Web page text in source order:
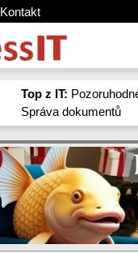
Kontakt
Top z IT:
Správa dokumentů